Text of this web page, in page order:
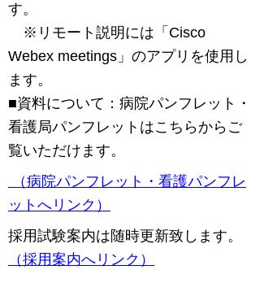
す。
※リモート説明には「Cisco
Webex meetings」のアプリを使用し
ます。
■資料について：病院パンフレット・
看護局パンフレットはこちらからご
覧いただけます。
（病院パンフレット・看護パンフレ
ットへリンク）
採用試験案内は随時更新致します。
（採用案内へリンク）